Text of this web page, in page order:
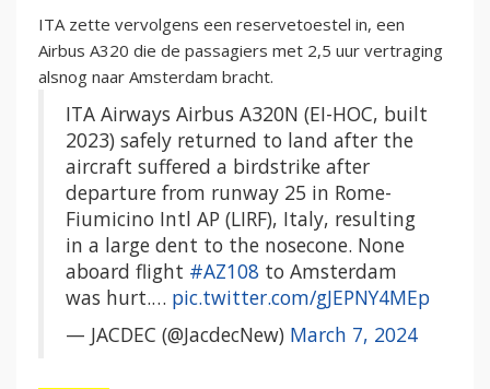
ITA zette vervolgens een reservetoestel in, een
Airbus A320 die de passagiers met 2,5 uur vertraging
alsnog naar Amsterdam bracht.
ITA Airways Airbus A320N (EI-HOC, built
2023) safely returned to land after the
aircraft suffered a birdstrike after
departure from runway 25 in Rome-
Fiumicino Intl AP (LIRF), Italy, resulting
in a large dent to the nosecone. None
aboard flight #AZ108 to Amsterdam
was hurt.… pic.twitter.com/gJEPNY4MEp
— JACDEC (@JacdecNew) March 7, 2024